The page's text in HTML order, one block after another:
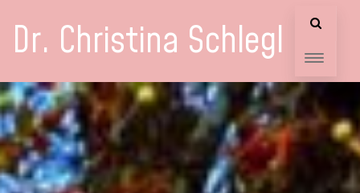
Dr. Christina Schlegl